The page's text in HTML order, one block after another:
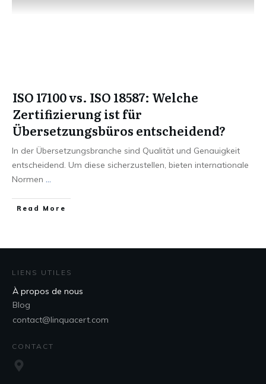
ISO 17100 vs. ISO 18587: Welche
Zertifizierung ist für
Übersetzungsbüros entscheidend?
In der Übersetzungsbranche sind Qualität und Genauigkeit
entscheidend. Um diese sicherzustellen, bieten internationale
Normen ...
Read More
LIENS UTILES
À propos de nous
Blog
contact@linquacert.com
CONTACT